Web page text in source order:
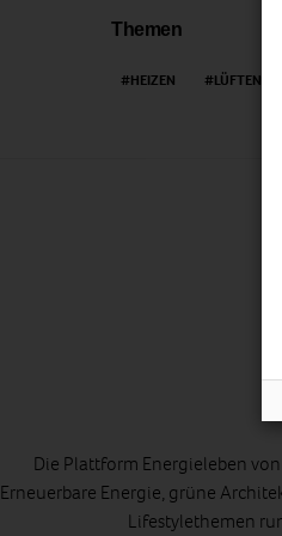
Themen
HEIZEN LÜFTEN
Die Plattform Energieleben
Erneuerbare Energie, grüne
Lifestylethemen